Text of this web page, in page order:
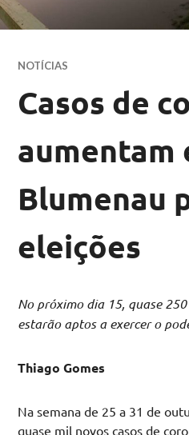
NOTÍCIAS
Casos de
aumentam
Blumenau
eleições
No próximo dia 15, quase
estarão aptos a exercer o
Thiago Gomes
Na semana de 25 a 31 de
quase mil novos casos de